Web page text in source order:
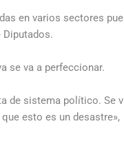
en varios sectores
se va a perfeccionar.
de sistema político. Se
esto es un desastre»,